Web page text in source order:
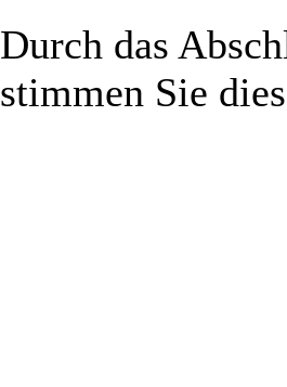
Durch das
stimmen Sie